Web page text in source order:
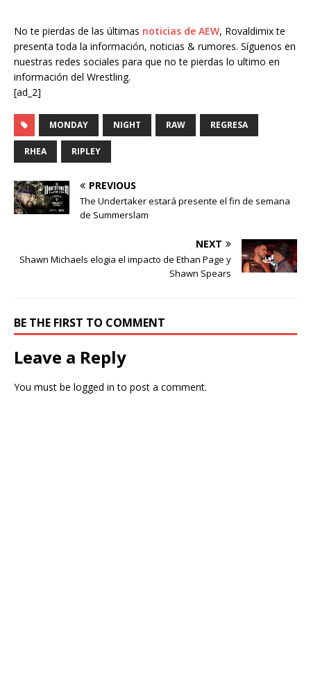
No te pierdas de las últimas noticias de AEW, Rovaldimix te
presenta toda la información, noticias & rumores. Síguenos en
nuestras redes sociales para que no te pierdas lo ultimo en
información del Wrestling.
[ad_2]
MONDAY NIGHT RAW REGRESA
RHEA RIPLEY
PREVIOUS
The Undertaker estará presente el fin de semana
de Summerslam
NEXT
Shawn Michaels elogia el impacto de Ethan Page y
Shawn Spears
BE THE FIRST TO COMMENT
Leave a Reply
You must be logged in to post a comment.